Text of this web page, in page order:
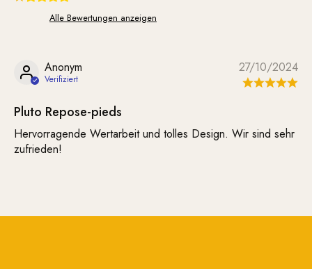
Alle Bewertungen anzeigen
27/10/2024
Anonym
Pluto Repose-pieds
Hervorragende Wertarbeit und tolles Design. Wir sind sehr
zufrieden!